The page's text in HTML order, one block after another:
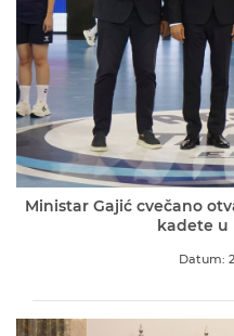
Ministar Gajić cvečano
kadete
Datum: